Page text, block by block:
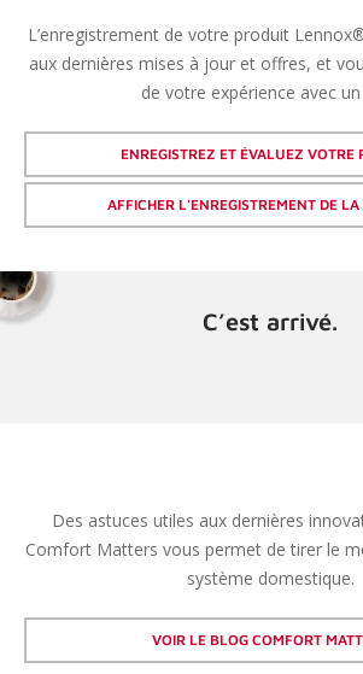
L’enregistrement de votre produit
aux dernières mises à jour et offres, et
de votre expérience avec un
ENREGISTREZ ET ÉVALUEZ VOTRE
AFFICHER L'ENREGISTREMENT DE
C’est arrivé.
Des astuces utiles aux dernières
Comfort Matters vous permet de tirer le
système domestique.
VOIR LE BLOG COMFORT